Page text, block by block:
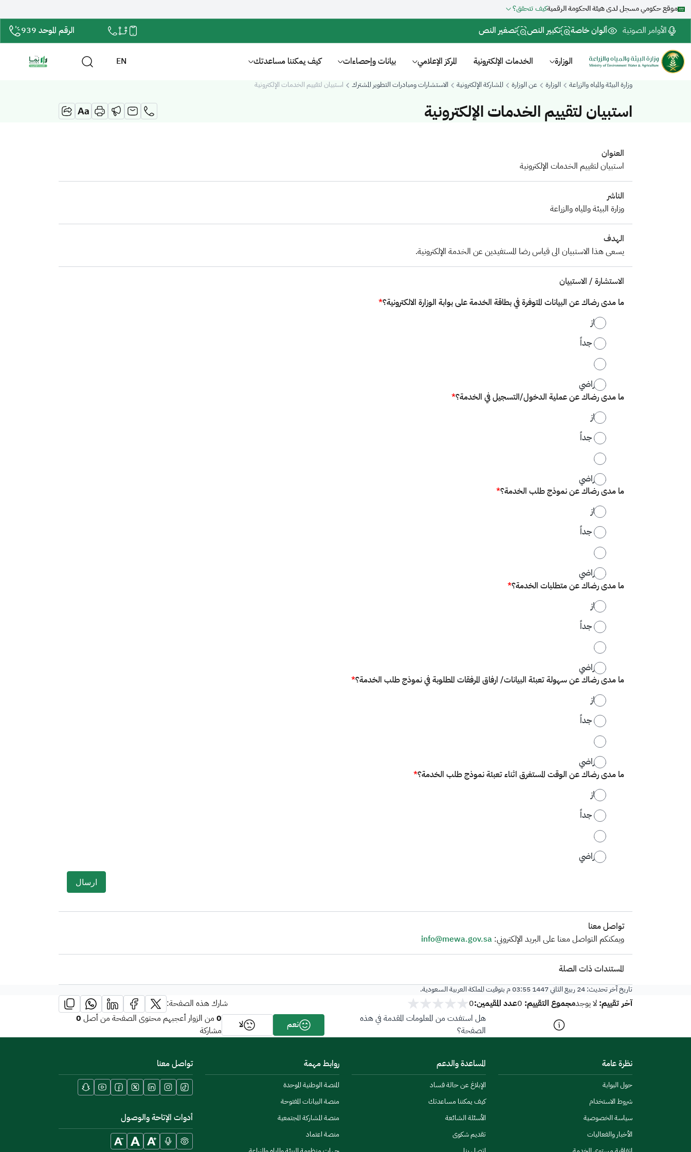
موقع حكومي مسجل لدى هيئة الحكومة الرقميةكيف تتحقق؟
الأوامر الصوتية ألوان خاصة تكبير النص تصغير النص الرقم الموحد 939
الوزارة الخدمات الإلكترونية المركز الإعلامي بيانات وإحصاءات كيف يمكننا مساعدتك EN
وزارة البيئة والمياه والزراعة الوزارة عن الوزارة المشاركة الإلكترونية الاستشارات ومبادرات التطوير المشترك استبيان لتقييم الخدمات الإلكترونية
استبيان لتقييم الخدمات الإلكترونية
العنوان
استبيان لتقييم الخدمات الإلكترونية
الناشر
وزارة البيئة والمياه والزراعة
الهدف
يسعى هذا الاستبيان الى قياس رضا المستفيدين عن الخدمة الإلكترونية.
الاستشارة / الاستبيان
ما مدى رضاك عن البيانات المتوفرة في بطاقة الخدمة على بوابة الوزارة الالكترونية؟*
ممتاز
جيد جداً
جيد
غير راضي
ما مدى رضاك عن عملية الدخول/التسجيل في الخدمة؟*
ممتاز
جيد جداً
جيد
غير راضي
ما مدى رضاك عن نموذج طلب الخدمة؟*
ممتاز
جيد جداً
جيد
غير راضي
ما مدى رضاك عن متطلبات الخدمة؟*
ممتاز
جيد جداً
جيد
غير راضي
ما مدى رضاك عن سهولة تعبئة البيانات/ ارفاق المرفقات المطلوبة في نموذج طلب الخدمة؟*
ممتاز
جيد جداً
جيد
غير راضي
ما مدى رضاك عن الوقت المستغرق اثناء تعبئة نموذج طلب الخدمة؟*
ممتاز
جيد جداً
جيد
غير راضي
تواصل معنا
​ويمكنكم التواصل معنا على البريد الإلكتروني:info@mewa.gov.sa
المستندات ذات الصلة
تاريخ آخر تحديث:24 ربيع الثاني 1447 03:55 م بتوقيت المملكة العربية السعودية.
آخر تقييم:لا يوجدمجموع التقييم: 0عدد المقيمين:0
شارك هذه الصفحة:
هل استفدت من المعلومات المقدمة في هذه
الصفحة؟
نعم لا 0من الزوار أعجبهم محتوى الصفحة من أصل0
مشاركة
نظرة عامة
حول البوابة
شروط الاستخدام
سياسة الخصوصية
الأخبار والفعاليات
المساعدة والدعم
الإبلاغ عن حالة فساد
كيف يمكننا مساعدتك
الأسئلة الشائعة
تقديم شكوى
روابط مهمة
المنصة الوطنية الموحدة
منصة البيانات المفتوحة
منصة المشاركة المجتمعية
منصة اعتماد
تواصل معنا
أدوات الإتاحة والوصول